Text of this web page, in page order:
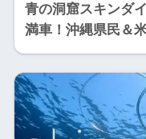
青の洞窟スキンダ
満車！沖縄県民＆